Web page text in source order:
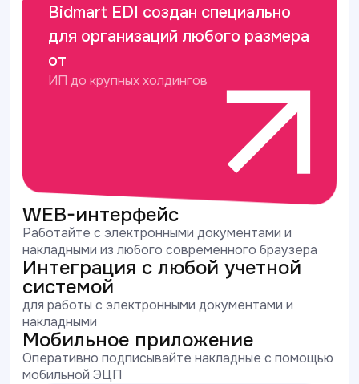
Bidmart EDI создан специально
для организаций любого размера
от
ИП до крупных холдингов
WEB-интерфейс
Работайте с электронными документами и
накладными из любого современного браузера
Интеграция с любой учетной
системой
для работы с электронными документами и
накладными
Мобильное приложение
Оперативно подписывайте накладные с помощью
мобильной ЭЦП